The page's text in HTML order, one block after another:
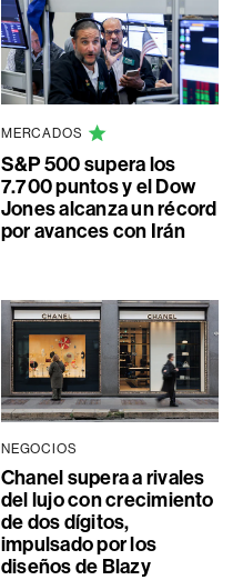
MERCADOS
S&P 500 supera los
7.700 puntos y el Dow
Jones alcanza un récord
por avances con Irán
NEGOCIOS
Chanel supera a rivales
del lujo con crecimiento
de dos dígitos,
impulsado por los
diseños de Blazy